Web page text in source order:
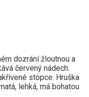
dozrání žloutnou a
červený nádech.
stopce. Hruška
lehká, má bohatou